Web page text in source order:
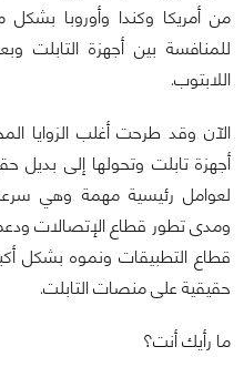
من أمريكا وكندا وأوروبا بشكل
للمنافسة بين أجهزة التابلت
اللابتوب.
الآن وقد طرحت أغلب الزوايا
أجهزة تابلت وتحولها إلى بديل
لعوامل رئيسية مهمة وهي سرعة
ومدى تطور قطاع الإتصالات
قطاع التطبيقات ونموه بشكل
حقيقية على منصات التابلت.
ما رأيك أنت؟